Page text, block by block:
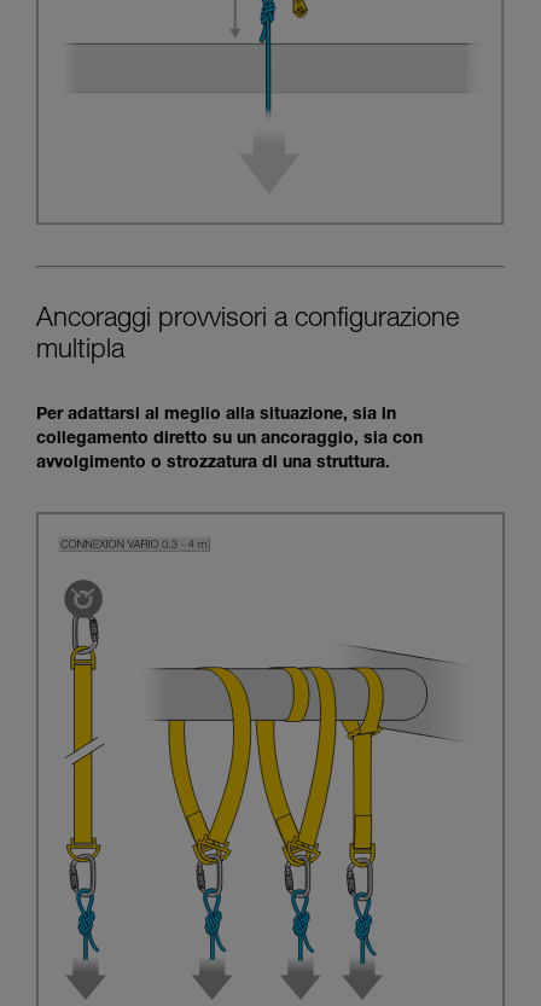
Ancoraggi provvisori a configurazione
multipla
Per adattarsi al meglio alla situazione, sia in
collegamento diretto su un ancoraggio, sia con
avvolgimento o strozzatura di una struttura.